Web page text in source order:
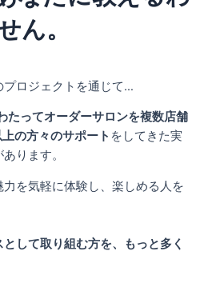
ん。
ロジェクトを通じて…
ってオーダーサロンを複数店舗
の方々のサポート をしてきた実
ります。
を気軽に体験し、楽しめる人を
として取り組む方を、もっと多く